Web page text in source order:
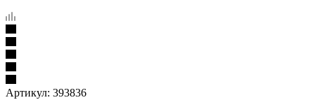
Артикул: 393836